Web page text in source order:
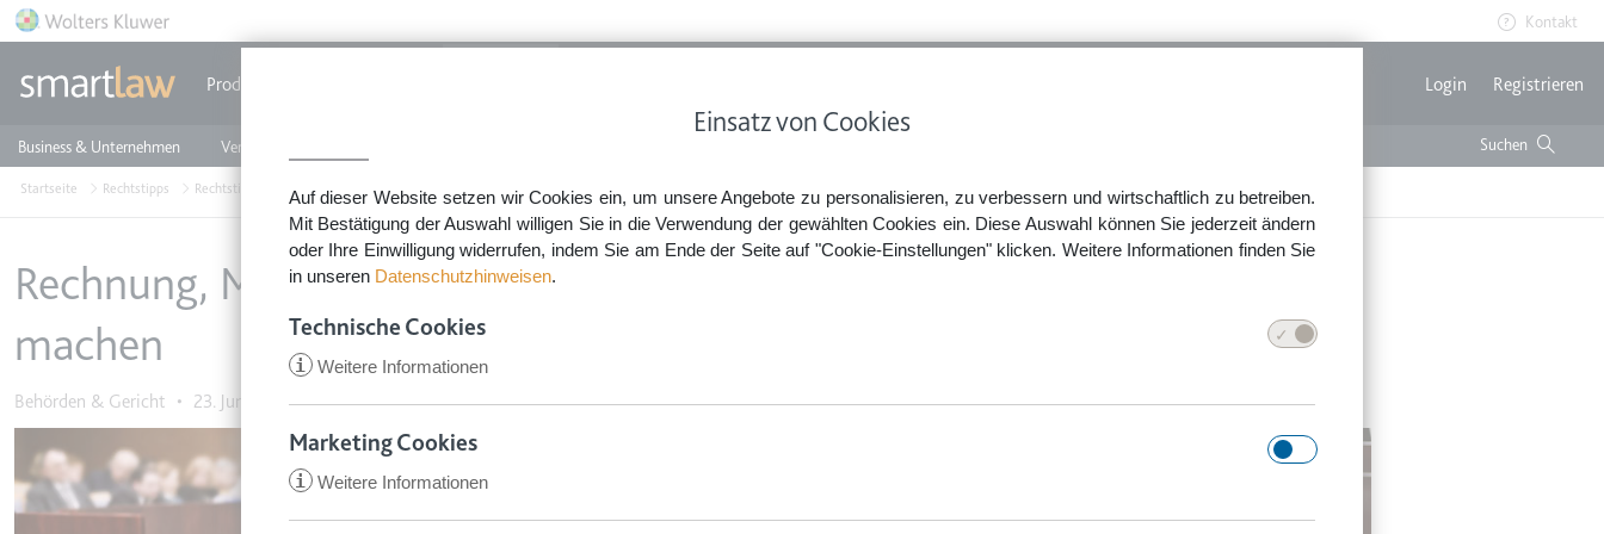
Einsatz von Cookies
Auf dieser Website setzen wir Cookies ein, um unsere Angebote zu personalisieren, zu verbessern und wirtschaftlich zu betreiben.
Mit Bestätigung der Auswahl willigen Sie in die Verwendung der gewählten Cookies ein. Diese Auswahl können Sie jederzeit ändern
oder Ihre Einwilligung widerrufen, indem Sie am Ende der Seite auf "Cookie-Einstellungen" klicken. Weitere Informationen finden Sie
in unseren Datenschutzhinweisen.
Technische Cookies
i Weitere Informationen
CookieConsent
Anbieter:
app.smartlaw.de
Marketing Cookies
i Weitere Informationen
Direkt zum Inhalt Kontakt
Produkte
Business & Unternehmen Vermieten & Immobilien
Login Registrieren
Startseite Rechtstipps Rechtstipps Familie & Privates Behörden & Gericht Rechnung, Mahnung & Co. – Geldforderungen außergerichtlich geltend machen
Rechnung, Mahnung & Co. – Geldforderungen außergerichtlich geltend
machen
Behörden & Gericht • 23. Juni 2016